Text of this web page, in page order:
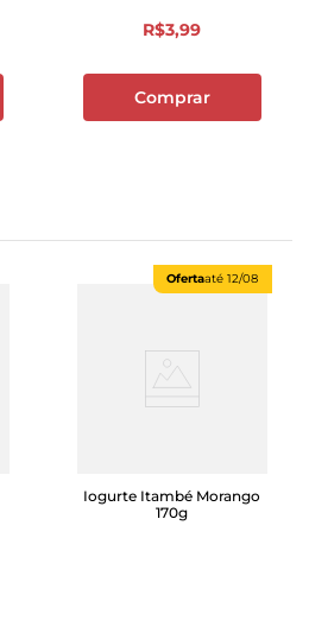
R$3,99
Comprar
Ofertaaté 12/08
Iogurte Itambé Morango
170g